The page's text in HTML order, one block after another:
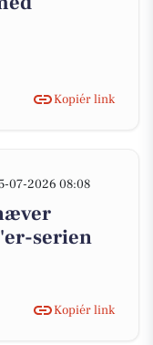
Kopiér link
07-2026 08:08
serien
Kopiér link